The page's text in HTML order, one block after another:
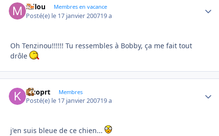
milou Membres en vacance
Posté(e) le 17 janvier 200719 a
Oh Tenzinou!!!!!! Tu ressembles à Bobby, ça me fait tout
drôle
kizoprt Membres
Posté(e) le 17 janvier 200719 a
j'en suis bleue de ce chien...